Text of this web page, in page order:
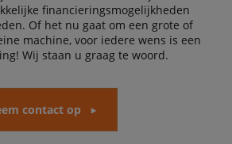
financieringsmogelijkheden
Of het nu gaat om een grote of
machine, voor iedere wens is een
Wij staan u graag te woord.
contact op